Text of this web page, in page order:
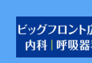
ー
シ
ョ